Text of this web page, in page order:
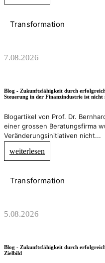
Transformation
7.08.2026
Blog - Zukunftsfähigkeit durch
Steuerung in der Finanzindustrie ist
Blogartikel von Prof. Dr.
einer grossen Beratungsfirma
Veränderungsinitiativen nicht...
weiterlesen
Transformation
5.08.2026
Blog - Zukunftsfähigkeit durch
Zielbild